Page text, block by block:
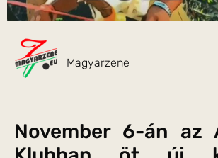
Magyarzene
November 6-án az